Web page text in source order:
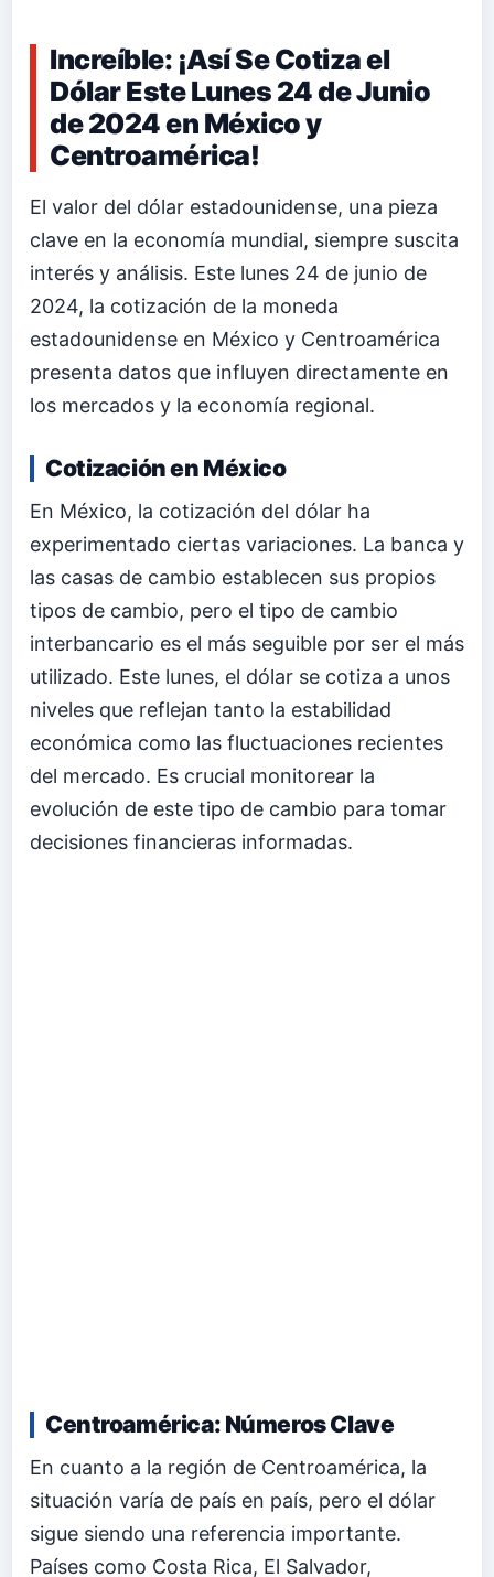
Increíble: ¡Así Se Cotiza el
Dólar Este Lunes 24 de Junio
de 2024 en México y
Centroamérica!
El valor del dólar estadounidense, una pieza
clave en la economía mundial, siempre suscita
interés y análisis. Este lunes 24 de junio de
2024, la cotización de la moneda
estadounidense en México y Centroamérica
presenta datos que influyen directamente en
los mercados y la economía regional.
Cotización en México
En México, la cotización del dólar ha
experimentado ciertas variaciones. La banca y
las casas de cambio establecen sus propios
tipos de cambio, pero el tipo de cambio
interbancario es el más seguible por ser el más
utilizado. Este lunes, el dólar se cotiza a unos
niveles que reflejan tanto la estabilidad
económica como las fluctuaciones recientes
del mercado. Es crucial monitorear la
evolución de este tipo de cambio para tomar
decisiones financieras informadas.
Centroamérica: Números Clave
En cuanto a la región de Centroamérica, la
situación varía de país en país, pero el dólar
sigue siendo una referencia importante.
Países como Costa Rica, El Salvador,